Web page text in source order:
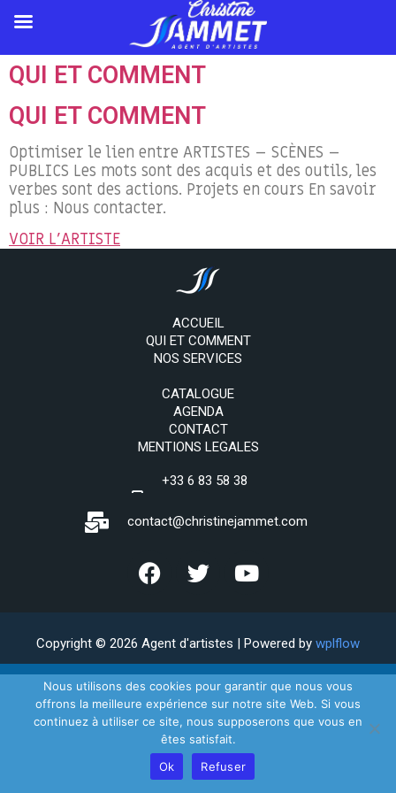
QUI ET COMMENT
QUI ET COMMENT
Optimiser le lien entre ARTISTES – SCÈNES –
PUBLICS Les mots sont des acquis et des outils, les
verbes sont des actions. Projets en cours En savoir
plus : Nous contacter.
VOIR L'ARTISTE
ACCUEIL
QUI ET COMMENT
NOS SERVICES
CATALOGUE
AGENDA
CONTACT
MENTIONS LEGALES
+33 6 83 58 38
contact@christinejammet.com
Copyright © 2026 Agent d'artistes | Powered by wplflow
Nous utilisons des cookies pour garantir que nous vous
offrons la meilleure expérience sur notre site Web. Si vous
continuez à utiliser ce site, nous supposerons que vous en
êtes satisfait.
Ok
Refuser